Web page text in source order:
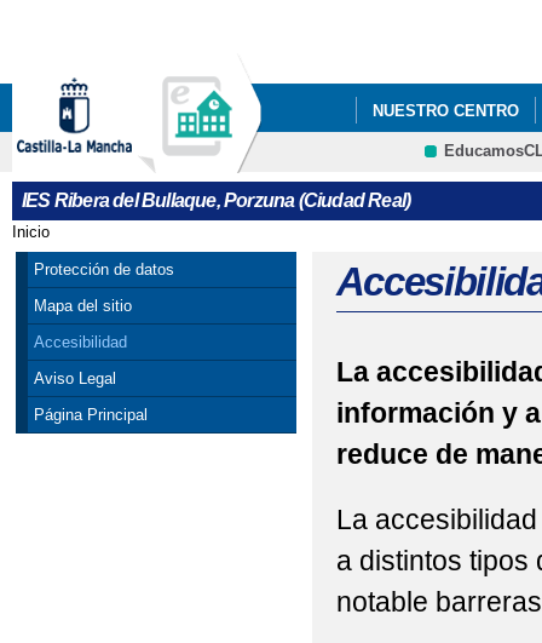
NUESTRO CENTRO
IES Ribera del Bullaque, Porzuna (Ciudad Real)
Se encuentra usted aquí
Inicio
Protección de datos
Mapa del sitio
Accesibilidad
Aviso Legal
Página Principal
La
información y
reduce de
La
a distintos tipos
notable